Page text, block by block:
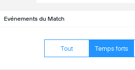
Evénements du Match
Tout Temps forts